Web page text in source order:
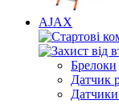
AJAX
Брелоки
Датчик
Датчики